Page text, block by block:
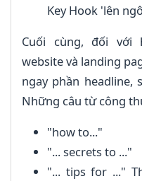
Key Hook 'lên
Cuối cùng, đối với
website và landing
ngay phần headline,
Những câu từ công
"how to..."
"... secrets to ..."
"... tips for ..."